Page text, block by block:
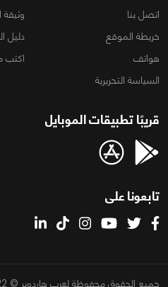
اتصل بنا
خريطة الموقع
دليل
هواتف
اكتب
السياسة التحريرية
قريبًا تطبيقات الموبايل
تابعونا على
جميع الحقوق محفوظة لعرب هاردوير © 2022